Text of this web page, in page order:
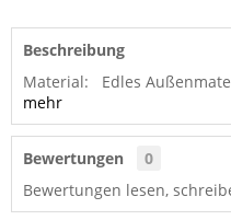
Beschreibung
Material: Edles
mehr
Bewertungen
0
Bewertungen lesen,